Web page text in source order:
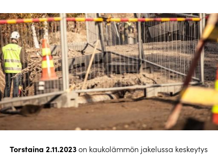
Torstaina 2.11.2023on kaukolämmön jakelussa keskeytys